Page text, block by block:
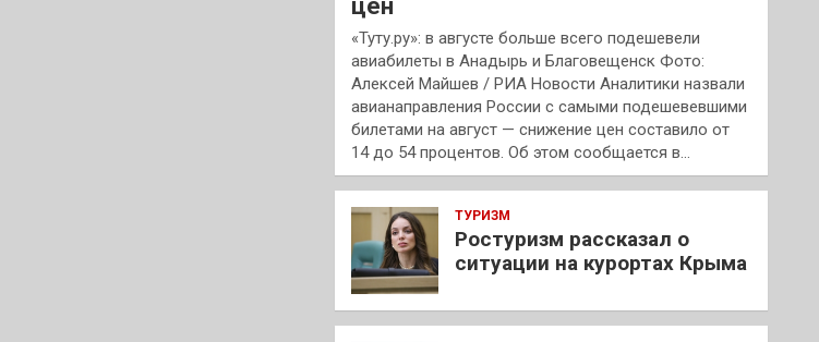
цен
«Туту.ру»: в августе больше всего подешевели
авиабилеты в Анадырь и Благовещенск Фото:
Алексей Майшев / РИА Новости Аналитики назвали
авианаправления России с самыми подешевевшими
билетами на август — снижение цен составило от
14 до 54 процентов. Об этом сообщается в…
ТУРИЗМ
Ростуризм рассказал о
ситуации на курортах Крыма